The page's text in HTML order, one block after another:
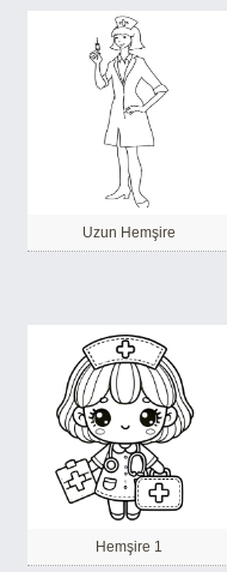
Uzun Hemşire
Hemşire 1